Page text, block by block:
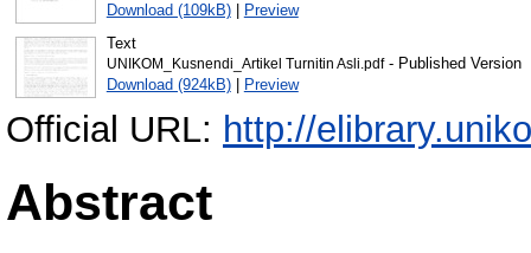
Download (109kB)|
Preview
Text
UNIKOM_Kusnendi_Artikel Turnitin Asli.pdf- Published Version
Download (924kB)| Preview
Official URL: http://
Abstract